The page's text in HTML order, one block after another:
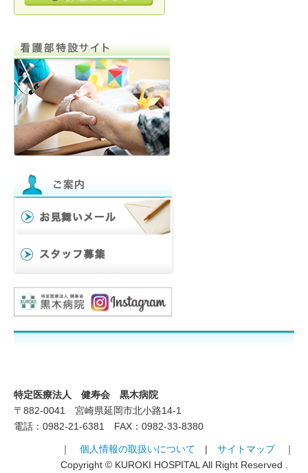
各部門紹介
その他
お見舞いメール
黒木病院だより「しろやま」
ボランティア募集
特定医療法人 健寿会 黒木病院
〒882-0041 宮崎県延岡市北小路14-1
電話：0982-21-6381 FAX：0982-33-8380
｜ 個人情報の取扱いについて | サイトマップ｜
Copyright © KUROKI HOSPITAL All Right Reserved .